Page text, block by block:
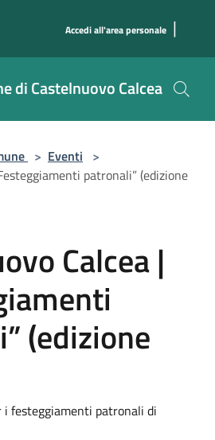
Accedi all'area personale |
di Castelnuovo Calcea
> Eventi >
patronali” (edizione
Calcea |
(edizione
i festeggiamenti patronali di